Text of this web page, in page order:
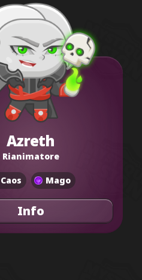
Azreth
Rianimatore
Caos Mago
Info